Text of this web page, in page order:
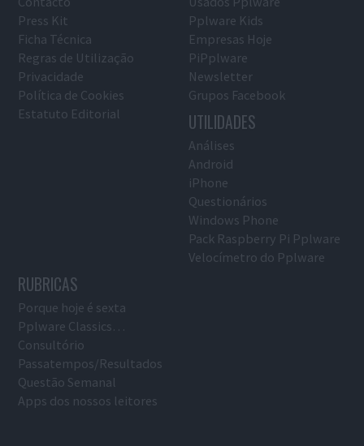
Press Kit
Ficha Técnica
Regras de Utilização
Privacidade
Política de Cookies
Estatuto Editorial
Pplware Kids
Empresas Hoje
PiPplware
Newsletter
Grupos Facebook
UTILIDADES
Análises
Android
iPhone
Questionários
Windows Phone
Pack Raspberry Pi Pplware
Velocímetro do Pplware
RUBRICAS
Porque hoje é sexta
Pplware Classics…
Consultório
Passatempos/Resultados
Questão Semanal
Apps dos nossos leitores